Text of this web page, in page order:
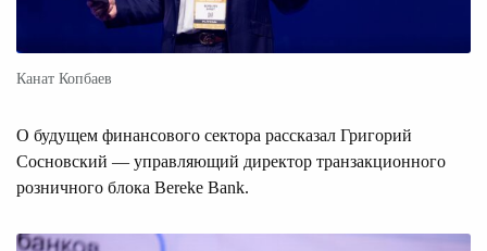
Канат Копбаев
О будущем финансового сектора рассказал Григорий
Сосновский — управляющий директор транзакционного
розничного блока Bereke Bank.